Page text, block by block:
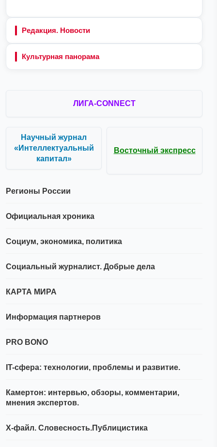
Редакция. Новости
Культурная панорама
ЛИГА-CONNECT
Научный журнал
«Интеллектуальный
капитал»
Восточный экспресс
Регионы России
Официальная хроника
Социум, экономика, политика
Социальный журналист. Добрые дела
КАРТА МИРА
Информация партнеров
PRO BONO
IT-сфера: технологии, проблемы и развитие.
Камертон: интервью, обзоры, комментарии,
мнения экспертов.
Х-файл. Словесность.Публицистика